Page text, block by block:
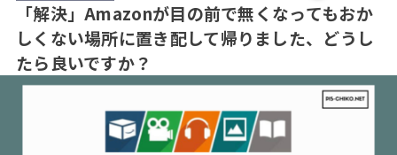
「解決」Amazonが目の前で無くなってもおか
しくない場所に置き配して帰りました、どうし
たら良いですか？